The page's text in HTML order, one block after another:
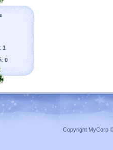
1
0
Copyright MyCorp